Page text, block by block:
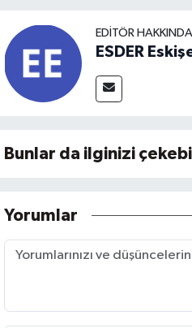
EDITÖR HAKKINDA
ESDER
Bunlar da ilginizi
Yorumlar